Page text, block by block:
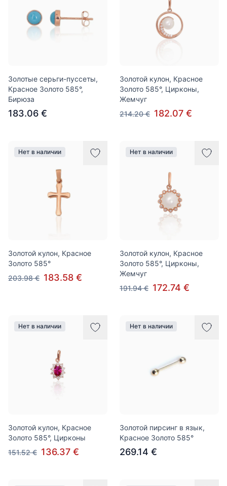
Золотые серьги-пуссеты,
Красное Золото 585°,
Бирюза
183.06 €
Золотой кулон, Красное
Золото 585°, Цирконы,
Жемчуг
214.20 € 182.07 €
Нет в наличии
Золотой кулон, Красное
Золото 585°
203.98 € 183.58 €
Нет в наличии
Золотой кулон, Красное
Золото 585°, Цирконы,
Жемчуг
191.94 € 172.74 €
Нет в наличии
Золотой кулон, Красное
Золото 585°, Цирконы
151.52 € 136.37 €
Нет в наличии
Золотой пирсинг в язык,
Красное Золото 585°
269.14 €